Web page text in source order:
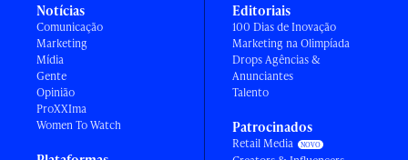
Notícias
Comunicação
Marketing
Mídia
Gente
Opinião
ProXXIma
Women To Watch
Editoriais
100 Dias de Inovação
Marketing na Olimpíada
Drops Agências &
Anunciantes
Talento
Patrocinados
Retail Media